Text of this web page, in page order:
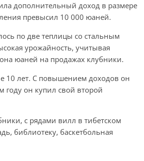
дополнительный доход в размере
превысил 10 000 юаней.
по две теплицы со стальным
урожайность, учитывая
юаней на продажах клубники.
10 лет. С повышением доходов он
он купил свой второй
с рядами вилл в тибетском
библиотеку, баскетбольная